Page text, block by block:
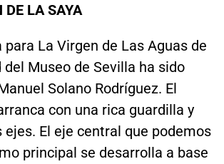
DE LA SAYA
para La Virgen de Las Aguas de
Museo de Sevilla ha sido
Solano Rodríguez. El
con una rica guardilla y
ejes. El eje central que podemos
principal se desarrolla a base